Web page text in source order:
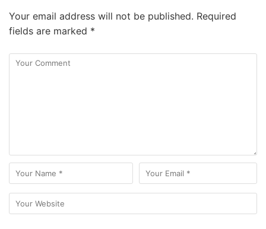
Your email address will not be published. Required
fields are marked *